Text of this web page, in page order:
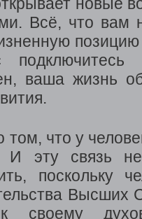
Всё, что вам
ваша жизнь
том, что у
эту связь
поскольку
Высших
своему